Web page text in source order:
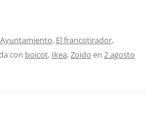
Ayuntamiento, El francotirador,
con boicot, Ikea,Zoido en 2 agosto